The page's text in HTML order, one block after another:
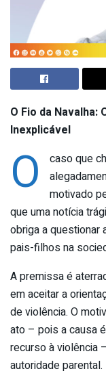
O Fio da Navalha:
Inexplicável
O
caso que
motivado
que uma notícia
obriga a questionar
pais-filhos na
A premissa é
em aceitar a
de violência. O
ato – pois a causa
recurso à violência
autoridade parental.